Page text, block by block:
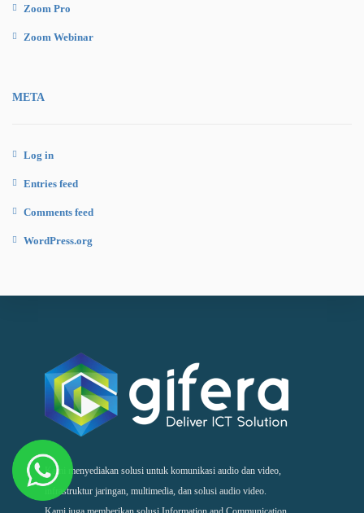
Zoom Pro
Zoom Webinar
META
Log in
Entries feed
Comments feed
WordPress.org
Kami menyediakan solusi untuk komunikasi audio dan video,
infrastruktur jaringan, multimedia, dan solusi audio video.